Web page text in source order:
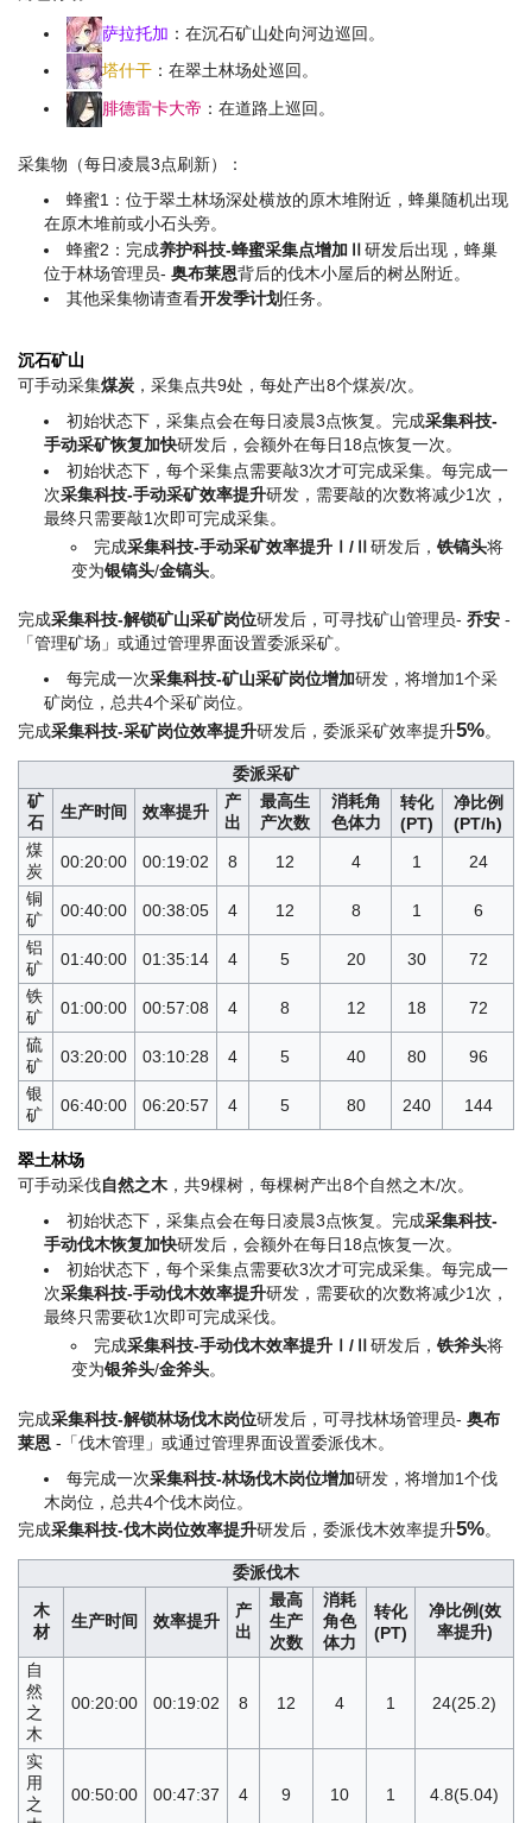
萨拉托加 ：在沉石矿山处向河边巡回。
塔什干 ：在翠土林场处巡回。
腓德雷卡大帝 ：在道路上巡回。
采集物（每日凌晨3点刷新）：
蜂蜜1：位于翠土林场深处横放的原木堆附近，蜂巢随机出现
在原木堆前或小石头旁。
蜂蜜2：完成养护科技-蜂蜜采集点增加Ⅱ研发后出现，蜂巢
位于林场管理员-奥布莱恩背后的伐木小屋后的树丛附近。
其他采集物请查看开发季计划任务。
沉石矿山
可手动采集煤炭 ，采集点共9处，每处产出8个煤炭/次。
初始状态下，采集点会在每日凌晨3点恢复。完成采集科技-
手动采矿恢复加快研发后，会额外在每日18点恢复一次。
初始状态下，每个采集点需要敲3次才可完成采集。每完成一
次采集科技-手动采矿效率提升研发，需要敲的次数将减少1次，
最终只需要敲1次即可完成采集。
完成采集科技-手动采矿效率提升Ⅰ/Ⅱ 研发后， 铁镐头将
变为银镐头/金镐头。
完成采集科技-解锁矿山采矿岗位研发后，可寻找矿山管理员- 乔安 -
「管理矿场」或通过管理界面设置委派采矿。
每完成一次采集科技-矿山采矿岗位增加研发，将增加1个采
矿岗位，总共4个采矿岗位。
完成采集科技-采矿岗位效率提升研发后，委派采矿效率提升5%。
委派采矿
矿
石
生产时间 效率提升
产
出
最高生
产次数
消耗角
色体力
转化
(PT)
净比例
(PT/h)
煤
炭
00:20:00 00:19:02 8 12 4 1
24
铜
矿
00:40:00 00:38:05 4 12 8 1
6
铝
矿
01:40:00 01:35:14 4 5 20 30
72
铁
矿
01:00:00 00:57:08 4 8 12 18
72
硫
矿
03:20:00 03:10:28 4 5 40 80
96
银
矿
06:40:00 06:20:57 4 5 80 240 144
翠土林场
可手动采伐自然之木 ，共9棵树，每棵树产出8个自然之木/次。
初始状态下，采集点会在每日凌晨3点恢复。完成采集科技-
手动伐木恢复加快研发后，会额外在每日18点恢复一次。
初始状态下，每个采集点需要砍3次才可完成采集。每完成一
次采集科技-手动伐木效率提升研发，需要砍的次数将减少1次，
最终只需要砍1次即可完成采伐。
完成采集科技-手动伐木效率提升Ⅰ/Ⅱ 研发后， 铁斧头将
变为银斧头/金斧头。
完成采集科技-解锁林场伐木岗位研发后，可寻找林场管理员- 奥布
莱恩 -「伐木管理」或通过管理界面设置委派伐木。
每完成一次采集科技-林场伐木岗位增加研发，将增加1个伐
木岗位，总共4个伐木岗位。
完成采集科技-伐木岗位效率提升研发后，委派伐木效率提升5%。
委派伐木
木
材
生产时间 效率提升
产
出
最高
生产
次数
消耗
角色
体力
转化
(PT)
净比例(效
率提升)
自
然
之
木
00:20:00 00:19:02 8 12 4 1 24(25.2)
实
用
之
00:50:00 00:47:37 4 9 10 1 4.8(5.04)